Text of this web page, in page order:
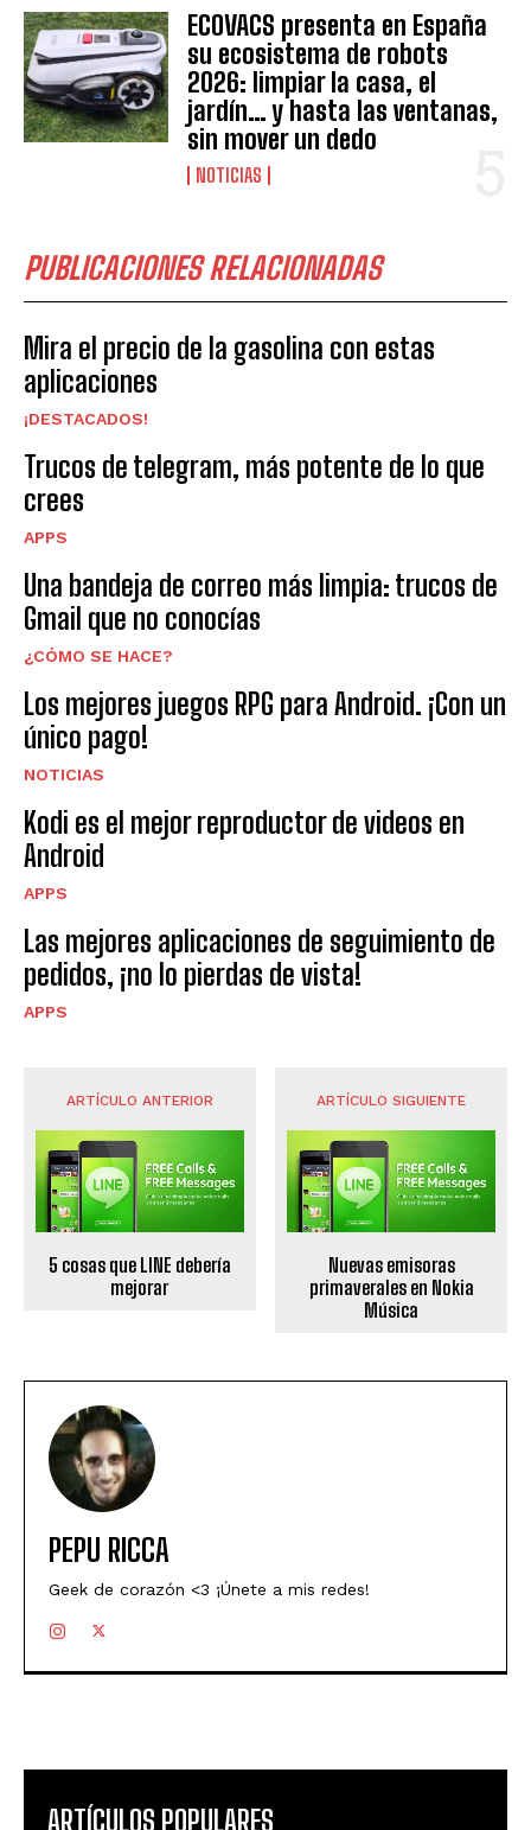
ECOVACS presenta en España
su ecosistema de robots
2026: limpiar la casa, el
jardín… y hasta las ventanas,
sin mover un dedo
NOTICIAS
PUBLICACIONES RELACIONADAS
Mira el precio de la gasolina con estas
aplicaciones
¡DESTACADOS!
Trucos de telegram, más potente de lo que
crees
APPS
Una bandeja de correo más limpia: trucos de
Gmail que no conocías
¿CÓMO SE HACE?
Los mejores juegos RPG para Android. ¡Con un
único pago!
NOTICIAS
Kodi es el mejor reproductor de videos en
Android
APPS
Las mejores aplicaciones de seguimiento de
pedidos, ¡no lo pierdas de vista!
APPS
ARTÍCULO ANTERIOR
5 cosas que LINE debería
mejorar
ARTÍCULO SIGUIENTE
Nuevas emisoras
primaverales en Nokia
Música
PEPU RICCA
Geek de corazón <3 ¡Únete a mis redes!
ARTÍCULOS POPULARES